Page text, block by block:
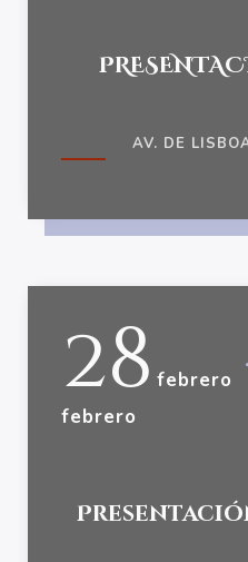
AV. DE
28 febrero
febrero